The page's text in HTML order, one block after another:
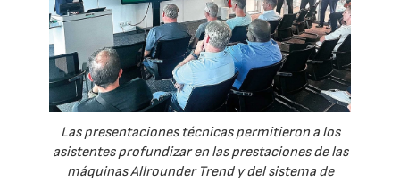
Las presentaciones técnicas permitieron a los
asistentes profundizar en las prestaciones de las
máquinas Allrounder Trend y del sistema de